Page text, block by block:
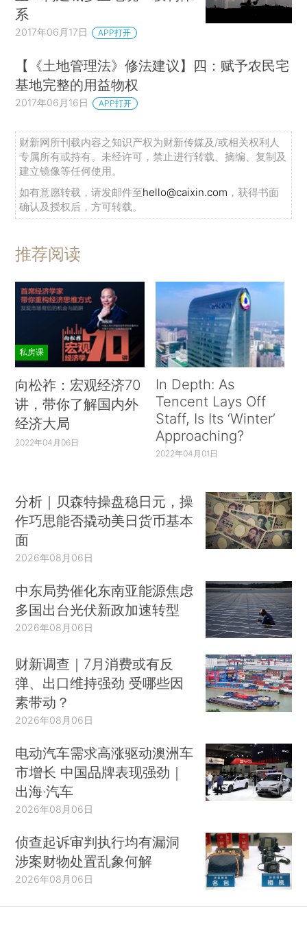
系
2017年06月17日 APP打开
【《土地管理法》修法建议】四：赋予农民宅
基地完整的用益物权
2017年06月16日 APP打开
财新网所刊载内容之知识产权为财新传媒及/或相关权利人
专属所有或持有。未经许可，禁止进行转载、摘编、复制及
建立镜像等任何使用。
如有意愿转载，请发邮件至hello@caixin.com ，获得书面
确认及授权后，方可转载。
推荐阅读
私房课
向松祚：宏观经济70
讲，带你了解国内外
经济大局
2022年04月06日
In Depth: As
Tencent Lays Off
Staff, Is Its ‘Winter’
Approaching?
2022年04月01日
分析｜贝森特操盘稳日元，操
作巧思能否撬动美日货币基本
面
2026年08月06日
中东局势催化东南亚能源焦虑
多国出台光伏新政加速转型
2026年08月06日
财新调查｜7月消费或有反
弹、出口维持强劲 受哪些因
素带动？
2026年08月06日
电动汽车需求高涨驱动澳洲车
市增长 中国品牌表现强劲｜
出海·汽车
2026年08月06日
侦查起诉审判执行均有漏洞
涉案财物处置乱象何解
2026年08月06日